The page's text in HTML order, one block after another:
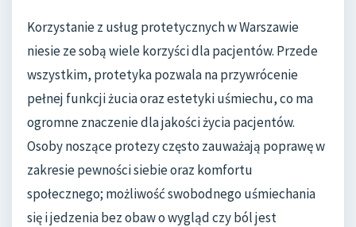
Korzystanie z usług protetycznych w Warszawie
niesie ze sobą wiele korzyści dla pacjentów. Przede
wszystkim, protetyka pozwala na przywrócenie
pełnej funkcji żucia oraz estetyki uśmiechu, co ma
ogromne znaczenie dla jakości życia pacjentów.
Osoby noszące protezy często zauważają poprawę w
zakresie pewności siebie oraz komfortu
społecznego; możliwość swobodnego uśmiechania
się i jedzenia bez obaw o wygląd czy ból jest